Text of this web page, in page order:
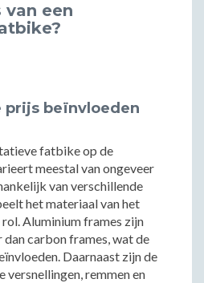
van een
prijs beïnvloeden
fatbike op de
meestal van ongeveer
van verschillende
het materiaal van het
Aluminium frames zijn
carbon frames, wat de
Daarnaast zijn de
versnellingen, remmen en